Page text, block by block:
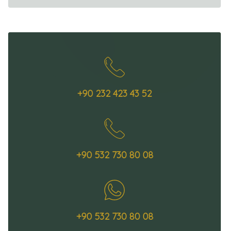
+90 232 423 43 52
+90 532 730 80 08
+90 532 730 80 08